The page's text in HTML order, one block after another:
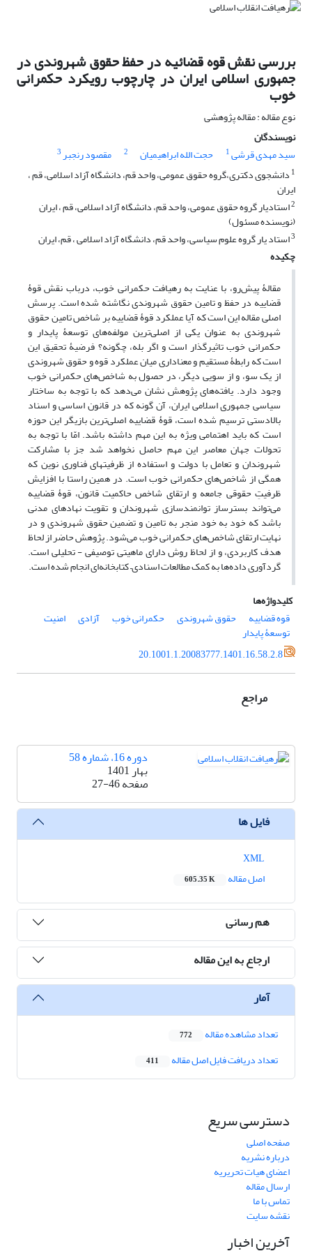
بررسی نقش قوه قضائیه در حفظ حقوق شهروندی در
جمهوری اسلامی ایران در چارچوب رویکرد حکمرانی
خوب
نوع مقاله : مقاله پژوهشی
نویسندگان
سید مهدی قرشی1 حجت الله ابراهیمیان 2 مقصود رنجبر3
1 دانشجوی دکتری،گروه حقوق عمومی، واحد قم، دانشگاه آزاد اسلامی، قم ،
ایران
2استادیار گروه حقوق عمومی، واحد قم، دانشگاه آزاد اسلامی، قم ، ایران
(نویسنده مسئول)
3استاد یار گروه علوم سیاسی، واحد قم، دانشگاه آزاد اسلامی ، قم، ایران
چکیده
مقالۀ پیش‌رو، با عنایت به رهیافت حکمرانی خوب، درباب نقش قوۀ
قضاییه در حفظ و تامین حقوق شهروندی نگاشته شده است. پرسش
اصلی مقاله این است که آیا عملکرد قوۀ قضاییه بر شاخص تامین حقوق
شهروندی به عنوان یکی از اصلی‌ترین مولفه‌های توسعۀ پایدار و
حکمرانی خوب تاثیرگذار است و اگر بله، چگونه؟ فرضیۀ تحقیق این
است که رابطۀ مستقیم و معناداری میان عملکرد قوه و حقوق شهروندی
از یک سو، و از سویی دیگر، در حصول به ‌شاخص‌های حکمرانی خوب
وجود دارد. یافته‌های پژوهش نشان می‌دهد که با توجه به ساختار
سیاسی جمهوری اسلامی ایران، آن گونه که در قانون اساسی و اسناد
بالادستی ترسیم شده است، قوۀ قضاییه اصلی‌ترین بازیگر این حوزه
است که باید اهتمامی ویژه به این مهم داشته باشد. امّا با توجه به
تحولات جهان معاصر این مهم حاصل نخواهد شد جز با مشارکت
شهروندان و تعامل با دولت و استفاده از ظرفیتهای فناوری نوین که
همگی از ‌شاخص‌های حکمرانی خوب است. در همین راستا با افزایش
ظرفیتِ حقوقی جامعه و ارتقای شاخص حاکمیت قانون، قوۀ قضاییه
می‌تواند بسترساز توانمندسازی شهروندان و تقویت نهادهای مدنی
باشد که خود به خود منجر به تامین و تضمین حقوق شهروندی و در
نهایت ارتقای ‌شاخص‌های حکمرانی خوب ‌می‌شود. پژوهش حاضر از لحاظ
هدف کاربردی، و از لحاظ روش دارای ماهیتی توصیفی - تحلیلی است.
گردآوری داده‌ها به کمک مطالعات اسنادی– کتابخانه‌ای انجام شده است.
کلیدواژه‌ها
قوه قضاییه
حقوق شهروندی حکمرانی خوب آزادی امنیت
توسعۀ پایدار
20.1001.1.20083777.1401.16.58.2.8
مراجع
دوره 16، شماره 58
بهار 1401
صفحه27-46
فایل ها
اصل مقاله
605.35 K
هم رسانی
ارجاع به این مقاله
آمار
تعداد مشاهده مقاله 772
تعداد دریافت فایل اصل مقاله 411
دسترسی سریع
صفحه اصلی
درباره نشریه
اعضای هیات تحریریه
ارسال مقاله
تماس با ما
نقشه سایت
آخرین اخبار